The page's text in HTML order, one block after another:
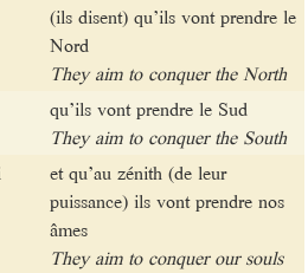
(ils disent) qu’ils vont prendre le
Nord
They aim to conquer the North
qu’ils vont prendre le Sud
They aim to conquer the South
et qu’au zénith (de leur
puissance) ils vont prendre nos
âmes
They aim to conquer our souls